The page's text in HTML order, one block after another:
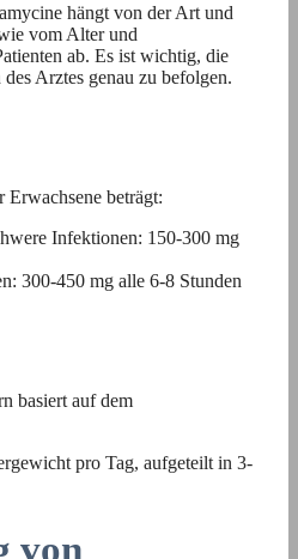
hängt von der Art und
vom Alter und
ab. Es ist wichtig, die
Arztes genau zu befolgen.
beträgt:
Infektionen: 150-300 mg
300-450 mg alle 6-8 Stunden
basiert auf dem
pro Tag, aufgeteilt in 3-
von